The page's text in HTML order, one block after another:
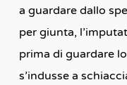
a guardare dallo
per giunta,
prima di guardare
s’indusse a